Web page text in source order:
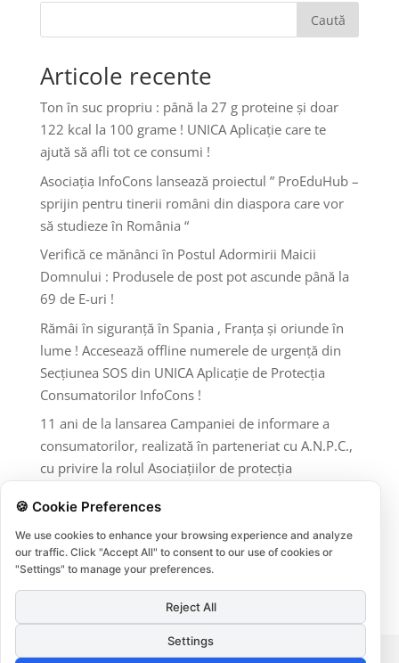
Caută
Articole recente
Ton în suc propriu : până la 27 g proteine și doar
122 kcal la 100 grame ! UNICA Aplicație care te
ajută să afli tot ce consumi !
Asociația InfoCons lansează proiectul ” ProEduHub –
sprijin pentru tinerii români din diaspora care vor
să studieze în România “
Verifică ce mănânci în Postul Adormirii Maicii
Domnului : Produsele de post pot ascunde până la
69 de E-uri !
Rămâi în siguranță în Spania , Franța și oriunde în
lume ! Accesează offline numerele de urgență din
Secțiunea SOS din UNICA Aplicație de Protecția
Consumatorilor InfoCons !
11 ani de la lansarea Campaniei de informare a
consumatorilor, realizată în parteneriat cu A.N.P.C.,
cu privire la rolul Asociațiilor de protecția
Comentarii recente
Niciun comentariu de arătat.
Termeni si conditii Protectia datelor
🍪 Cookie Preferences
We use cookies to enhance your browsing experience and analyze
our traffic. Click "Accept All" to consent to our use of cookies or
"Settings" to manage your preferences.
Reject All
Settings